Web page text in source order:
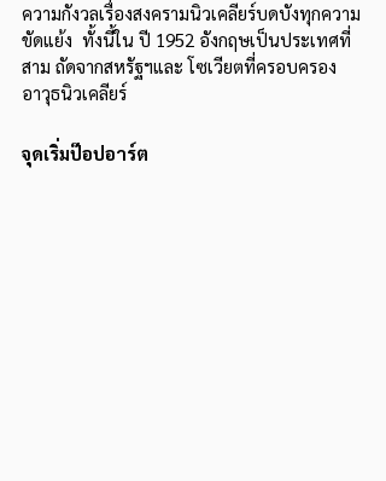
ความกังวลเรื่องสงครามนิวเคลียร์บดบังทุกความ
ขัดแย้ง  ทั้งนี้ใน ปี 1952 อังกฤษเป็นประเทศที่
สาม ถัดจากสหรัฐฯและ โซเวียตที่ครอบครอง
อาวุธนิวเคลียร์
จุดเริ่มป๊อปอาร์ต